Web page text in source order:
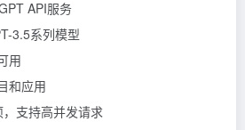
API服务
3.5系列模型
用
和应用
支持高并发请求